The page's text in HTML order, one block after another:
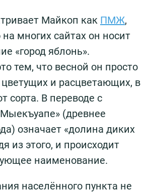
Майкоп как ПМЖ,
многих сайтах он носит
«город яблонь».
тем, что весной он просто
цветущих и расцветающих, в
сорта. В переводе с
(древнее
означает «долина диких
из этого, и происходит
наименование.
населённого пункта не